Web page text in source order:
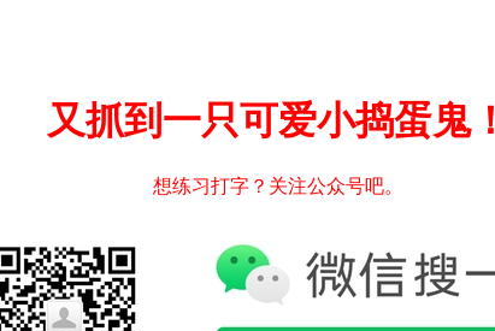
又抓到一只可爱小捣蛋鬼！
想练习打字？关注公众号吧。